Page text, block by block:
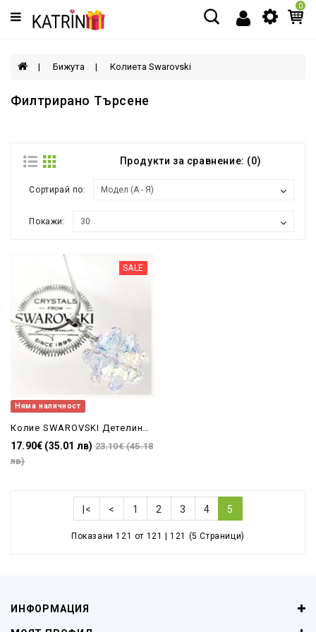
Категории
МЪЖЕ
ЖЕНИ
АКСЕСОАРИ
0
Бижута Колиета Swarovski
Филтрирано Търсене
Продукти за сравнение: (0)
Сортирай по:
Покажи:
SALE
Няма наличност
17.90€ (35.01 лв) 23.10€ (45.18
лв)
|< < 1 2 3 4 5
Показани 121 от 121 | 121 (5 Страници)
ИНФОРМАЦИЯ